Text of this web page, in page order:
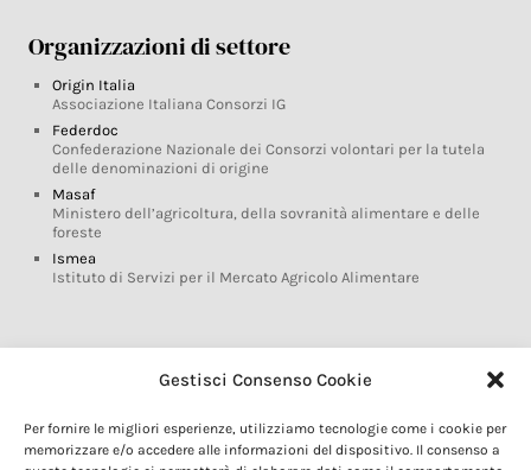
Gestisci Consenso Cookie
Per fornire le migliori esperienze, utilizziamo tecnologie come i cookie per
memorizzare e/o accedere alle informazioni del dispositivo. Il consenso a
Organizzazioni di settore
Origin Italia
Associazione Italiana Consorzi IG
Federdoc
Confederazione Nazionale dei Consorzi volontari per la tutela
delle denominazioni di origine
Masaf
Ministero dell’agricoltura, della sovranità alimentare e delle
foreste
Ismea
Istituto di Servizi per il Mercato Agricolo Alimentare
Glossario DOP IGP
Marchi DOP IGP
Normativa prodotti DOP IGP